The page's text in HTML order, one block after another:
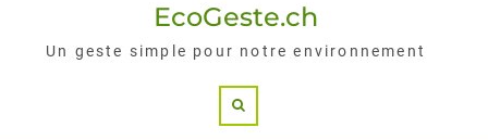
EcoGeste.ch
Un geste simple pour notre environnement